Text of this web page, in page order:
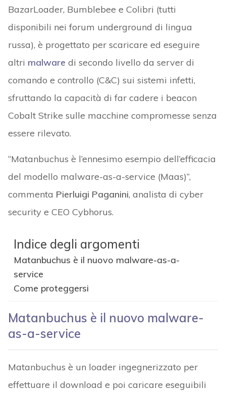
BazarLoader, Bumblebee e Colibri (tutti
disponibili nei forum underground di lingua
russa), è progettato per scaricare ed eseguire
altri malware di secondo livello da server di
comando e controllo (C&C) sui sistemi infetti,
sfruttando la capacità di far cadere i beacon
Cobalt Strike sulle macchine compromesse senza
essere rilevato.
“Matanbuchus è l’ennesimo esempio dell’efficacia
del modello malware-as-a-service (Maas)”,
commenta Pierluigi Paganini, analista di cyber
security e CEO Cybhorus.
Indice degli argomenti
Matanbuchus è il nuovo malware-as-a-
service
Come proteggersi
Matanbuchus è il nuovo malware-
as-a-service
Matanbuchus è un loader ingegnerizzato per
effettuare il download e poi caricare eseguibili